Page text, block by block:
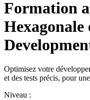
Formation
Optimisez votre
et des tests précis, pour
Niveau :